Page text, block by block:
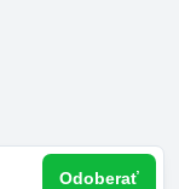
Odoberať